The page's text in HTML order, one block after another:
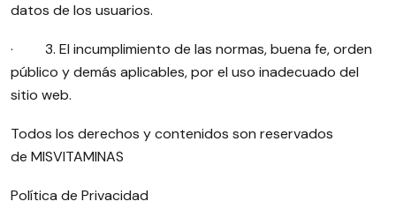
datos de los usuarios.
· 3. El incumplimiento de las normas, buena fe, orden
público y demás aplicables, por el uso inadecuado del
sitio web.
Todos los derechos y contenidos son reservados
de MISVITAMINAS
Política de Privacidad